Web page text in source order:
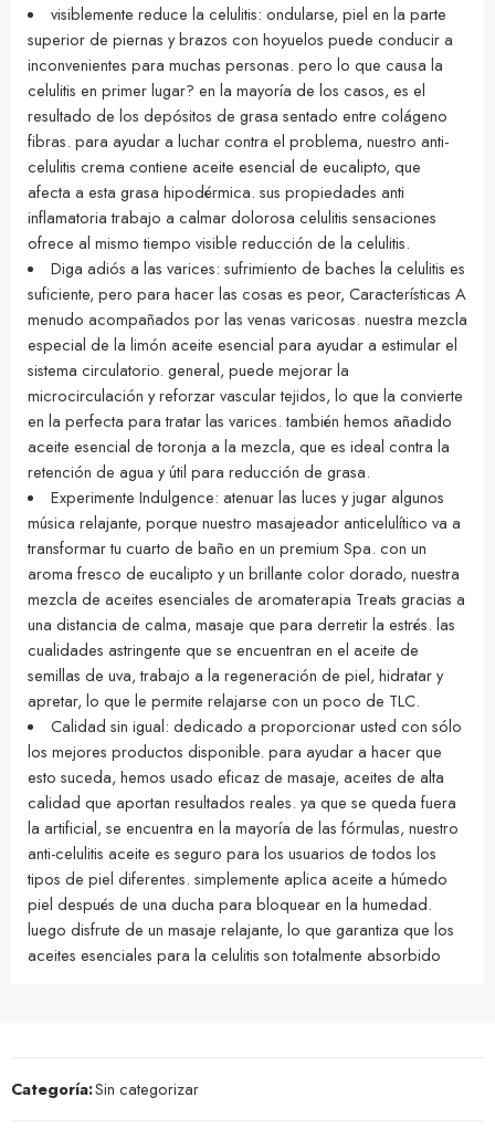
visiblemente reduce la celulitis: ondularse, piel en la parte
superior de piernas y brazos con hoyuelos puede conducir a
inconvenientes para muchas personas. pero lo que causa la
celulitis en primer lugar? en la mayoría de los casos, es el
resultado de los depósitos de grasa sentado entre colágeno
fibras. para ayudar a luchar contra el problema, nuestro anti-
celulitis crema contiene aceite esencial de eucalipto, que
afecta a esta grasa hipodérmica. sus propiedades anti
inflamatoria trabajo a calmar dolorosa celulitis sensaciones
ofrece al mismo tiempo visible reducción de la celulitis.
Diga adiós a las varices: sufrimiento de baches la celulitis es
suficiente, pero para hacer las cosas es peor, Características A
menudo acompañados por las venas varicosas. nuestra mezcla
especial de la limón aceite esencial para ayudar a estimular el
sistema circulatorio. general, puede mejorar la
microcirculación y reforzar vascular tejidos, lo que la convierte
en la perfecta para tratar las varices. también hemos añadido
aceite esencial de toronja a la mezcla, que es ideal contra la
retención de agua y útil para reducción de grasa.
Experimente Indulgence: atenuar las luces y jugar algunos
música relajante, porque nuestro masajeador anticelulítico va a
transformar tu cuarto de baño en un premium Spa. con un
aroma fresco de eucalipto y un brillante color dorado, nuestra
mezcla de aceites esenciales de aromaterapia Treats gracias a
una distancia de calma, masaje que para derretir la estrés. las
cualidades astringente que se encuentran en el aceite de
semillas de uva, trabajo a la regeneración de piel, hidratar y
apretar, lo que le permite relajarse con un poco de TLC.
Calidad sin igual: dedicado a proporcionar usted con sólo
los mejores productos disponible. para ayudar a hacer que
esto suceda, hemos usado eficaz de masaje, aceites de alta
calidad que aportan resultados reales. ya que se queda fuera
la artificial, se encuentra en la mayoría de las fórmulas, nuestro
anti-celulitis aceite es seguro para los usuarios de todos los
tipos de piel diferentes. simplemente aplica aceite a húmedo
piel después de una ducha para bloquear en la humedad.
luego disfrute de un masaje relajante, lo que garantiza que los
aceites esenciales para la celulitis son totalmente absorbido
Categoría:Sin categorizar